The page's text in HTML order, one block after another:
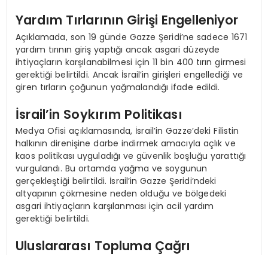
Yardım Tırlarının Girişi Engelleniyor
Açıklamada, son 19 günde Gazze Şeridi’ne sadece 1671
yardım tırının giriş yaptığı ancak asgari düzeyde
ihtiyaçların karşılanabilmesi için 11 bin 400 tırın girmesi
gerektiği belirtildi. Ancak İsrail’in girişleri engellediği ve
giren tırların çoğunun yağmalandığı ifade edildi.
İsrail’in Soykırım Politikası
Medya Ofisi açıklamasında, İsrail’in Gazze’deki Filistin
halkının direnişine darbe indirmek amacıyla açlık ve
kaos politikası uyguladığı ve güvenlik boşluğu yarattığı
vurgulandı. Bu ortamda yağma ve soygunun
gerçekleştiği belirtildi. İsrail’in Gazze Şeridi’ndeki
altyapının çökmesine neden olduğu ve bölgedeki
asgari ihtiyaçların karşılanması için acil yardım
gerektiği belirtildi.
Uluslararası Topluma Çağrı